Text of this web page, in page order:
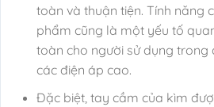
toàn và thuận tiện. Tính năng
phẩm cũng là một yếu tố
toàn cho người sử dụng trong
các điện áp cao.
Đặc biệt, tay cầm của kìm